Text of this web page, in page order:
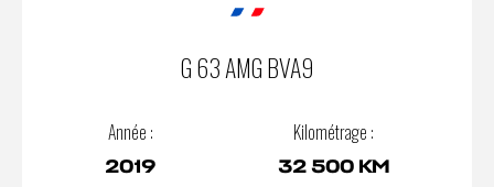
G 63 AMG BVA9
Année :
2019
Kilométrage :
32 500 KM